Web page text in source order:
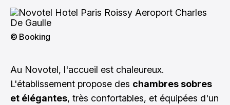
© Booking
Au Novotel, l'accueil est chaleureux.
L'établissement propose des chambres sobres
et élégantes, très confortables, et équipées d'un